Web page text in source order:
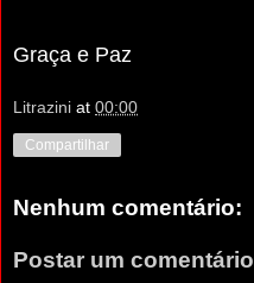
Graça e Paz
Litrazini at 00:00
Compartilhar
Nenhum comentário:
Postar um comentário